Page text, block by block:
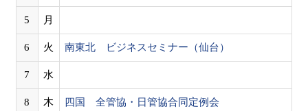
5 月
6 火 南東北 ビジネスセミナー（仙台）
7 水
8 木
四国 全管協・日管協合同定例会